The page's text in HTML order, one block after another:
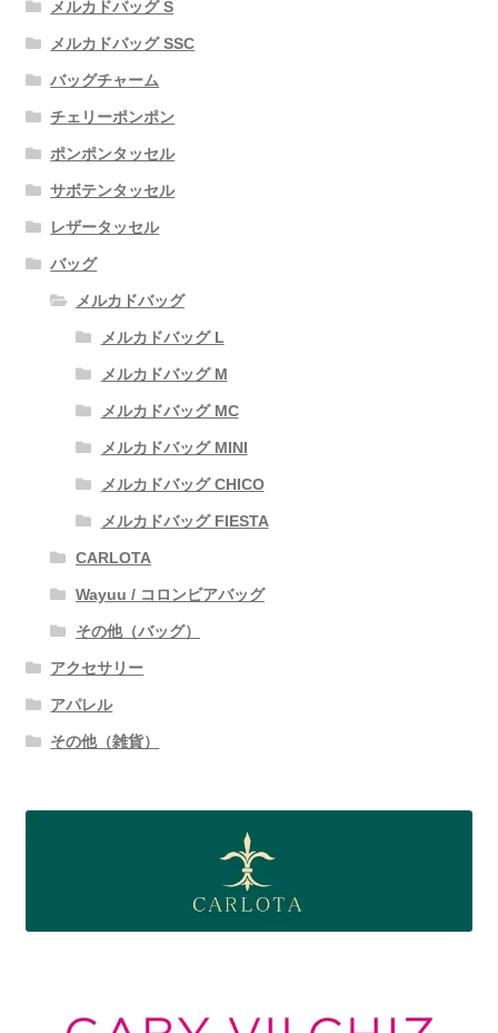
メルカドバッグ S
メルカドバッグ SSC
バッグチャーム
チェリーポンポン
ポンポンタッセル
サボテンタッセル
レザータッセル
バッグ
メルカドバッグ
メルカドバッグ L
メルカドバッグ M
メルカドバッグ MC
メルカドバッグ MINI
メルカドバッグ CHICO
メルカドバッグ FIESTA
CARLOTA
Wayuu / コロンビアバッグ
その他（バッグ）
アクセサリー
アパレル
その他（雑貨）